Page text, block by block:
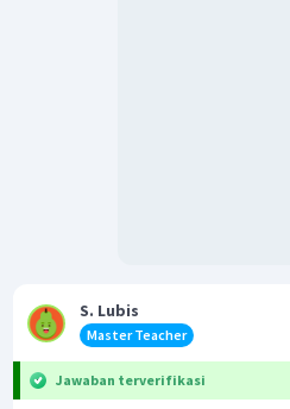
S. Lubis
Master Teacher
Jawaban terverifikasi